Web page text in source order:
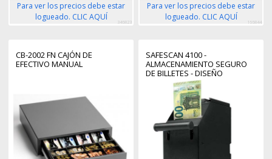
Para ver los precios debe estar
logueado. CLIC AQUÍ
346823
Para ver los precios debe estar
logueado. CLIC AQUÍ
166844
CB-2002 FN CAJÓN DE
EFECTIVO MANUAL
SAFESCAN 4100 -
ALMACENAMIENTO SEGURO
DE BILLETES - DISEÑO
DURADERO DE ACERO -
ACCESO FACIL Y DISCRETO -
CONFIANZA Y CALIDAD
GARANTIZADA